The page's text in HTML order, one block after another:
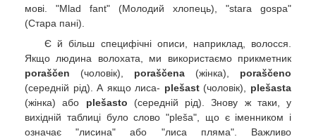
мові. "Mlad fant" (Молодий хлопець), "stara gospa"
(Стара пані).
Є й більш специфічні описи, наприклад, волосся.
Якщо людина волохата, ми використаємо прикметник
poraščen (чоловік), poraščena (жінка), poraščeno
(середній рід). А якщо лиса- plešast(чоловік), plešasta
(жінка) або plešasto (середній рід). Знову ж таки, у
вихідній таблиці було слово "pleša", що є іменником і
означає "лисина" або "лиса пляма". Важливо